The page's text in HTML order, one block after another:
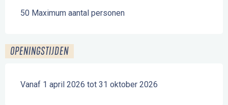
50 Maximum aantal personen
OPENINGSTIJDEN
Vanaf 1 april 2026 tot 31 oktober 2026